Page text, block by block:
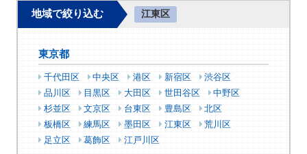
地域で絞り込む 江東区
東京都
千代田区 中央区 港区 新宿区
渋谷区
品川区
目黒区 大田区 世田谷区
中野区
杉並区
文京区 台東区 豊島区
北区
板橋区
練馬区 墨田区 江東区
荒川区
足立区
葛飾区 江戸川区